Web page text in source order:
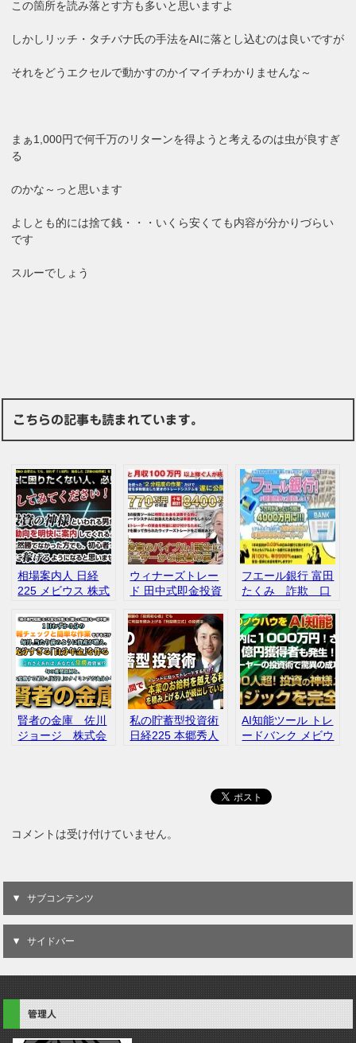
この箇所を読み落とす方も多いと思いますよ
しかしリッチ・タチバナ氏の手法をAIに落とし込むのは良いですが
それをどうエクセルで動かすのかイマイチわかりませんな～
まぁ1,000円で何千万のリターンを得ようと考えるのは虫が良すぎ
る
のかな～っと思います
よしとも的には捨て銭・・・いくら安くても内容が分かりづらい
です
スルーでしょう
こちらの記事も読まれています。
相場案内人 日経
225 メビウス 株式
ル 評判
ウィナーズトレー
ド 田中式即金投資
フエール銀行 富田
たくみ 詐欺 口
賢者の金庫 佐川
ジョージ 株式会
私の貯蓄型投資術
日経225 本郷秀人
AI知能ツール トレ
ードバンク メビウ
コメントは受け付けていません。
サブコンテンツ
サイドバー
管理人